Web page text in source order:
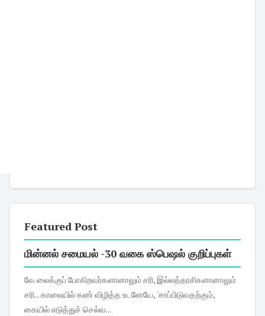
Featured Post
மின்னல் சமையல் -30 வகை ஸ்பெஷல் குறிப்புகள்
வே லைக்குப் போகிறவர்களானாலும் சரி, இல்லத்தரசிகளானாலும்
சரி... காலையில் கண் விழித்த உடனேயே, 'சாப்பிடுவதற்கும்,
கையில் எடுத்துச் செல்வ...